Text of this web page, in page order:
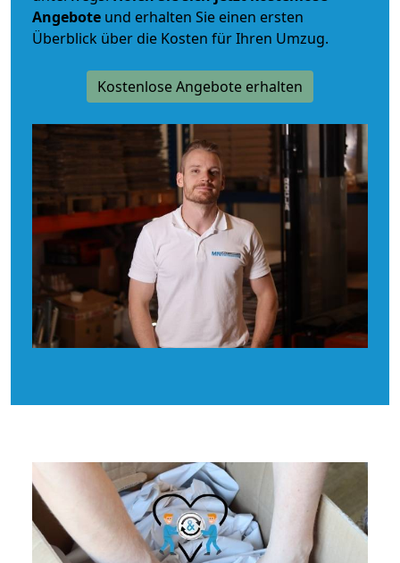
Angebote und erhalten Sie einen ersten
Überblick über die Kosten für Ihren Umzug.
Kostenlose Angebote erhalten